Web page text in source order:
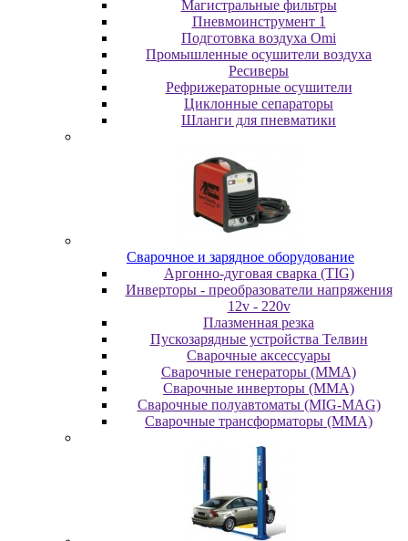
Магистральные фильтры
Пневмоинструмент 1
Подготовка воздуха Omi
Промышленные осушители воздуха
Ресиверы
Рефрижераторные осушители
Циклонные сепараторы
Шланги для пневматики
Cвapoчнoe и зарядное оборудование
Аргонно-дуговая сварка (TIG)
Инверторы - преобразователи напряжения
12v - 220v
Плазменная резка
Пускозарядные устройства Телвин
Сварочные аксессуары
Сварочные генераторы (MMA)
Сварочные инверторы (MMA)
Сварочные полуавтоматы (MIG-MAG)
Сварочные трансформаторы (MMA)